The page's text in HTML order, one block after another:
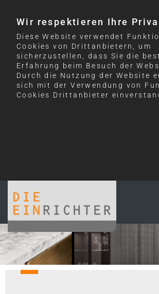
Wir respektieren Ihre
Diese Website verwendet
Cookies von Drittanbietern, um
sicherzustellen, dass Sie die
Erfahrung beim Besuch der
Durch die Nutzung der Website
sich mit der Verwendung von
Cookies Drittanbieter